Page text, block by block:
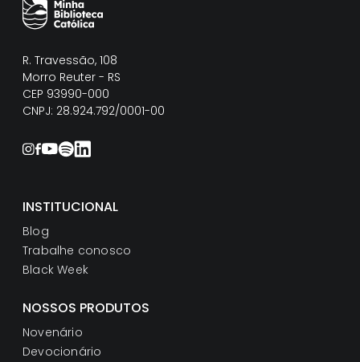
R. Travessão, 108
Morro Reuter - RS
CEP 93990-000
CNPJ: 28.924.792/0001-00
INSTITUCIONAL
Blog
Trabalhe conosco
Black Week
NOSSOS PRODUTOS
Novenário
Devocionário